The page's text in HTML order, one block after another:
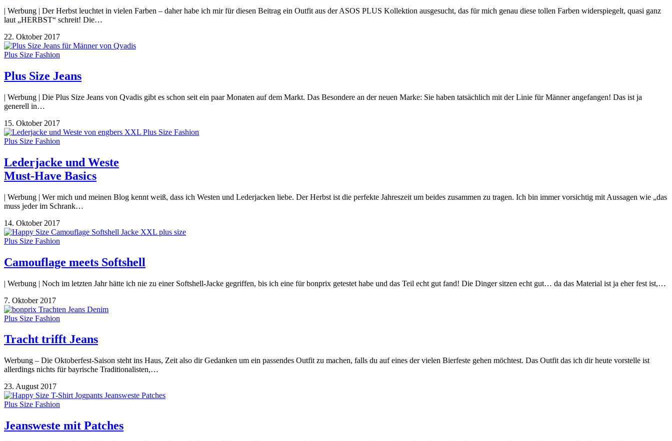
| Werbung | Der Herbst leuchtet in vielen Farben – daher habe ich mir für diesen Beitrag ein Outfit aus der ASOS PLUS Kollektion ausgesucht, das für mich genau diese tollen Farben widerspiegelt, quasi ganz
laut „HERBST“ schreit! Die…
22. Oktober 2017
Plus Size Fashion
Plus Size Jeans
| Werbung | Die Plus Size Jeans von Qvadis gibt es schon seit ein paar Monaten auf dem Markt. Das Besondere an der neuen Marke: Sie haben tatsächlich mit der Linie für Männer angefangen! Das ist ja
generell in…
15. Oktober 2017
Plus Size Fashion
Lederjacke und Weste
Must-Have Basics
| Werbung | Wer mich und meinen Blog kennt weiß, dass ich Westen und Lederjacken liebe. Der Herbst ist die perfekte Jahreszeit um beides zusammen zu tragen. Ich bin immer vorsichtig mit Aussagen wie „das
muss jeder im Schrank…
14. Oktober 2017
Plus Size Fashion
Camouflage meets Softshell
| Werbung | Noch im letzten Jahr hätte ich nie zu einer Softshell-Jacke gegriffen, bis ich eine für bonprix getestet habe und das Teil echt gut fand! Die Dinger sitzen echt gut… da das Material ist ja eher fest ist,…
7. Oktober 2017
Plus Size Fashion
Tracht trifft Jeans
Werbung – Die Oktoberfest-Saison steht ins Haus, Zeit also dir Gedanken um ein passendes Outfit zu machen, falls du auf eines der vielen Bierfeste gehen möchtest. Das Outfit das ich dir heute vorstelle ist
allerdings nichts für bayrische Traditionalisten,…
23. August 2017
Plus Size Fashion
Jeansweste mit Patches